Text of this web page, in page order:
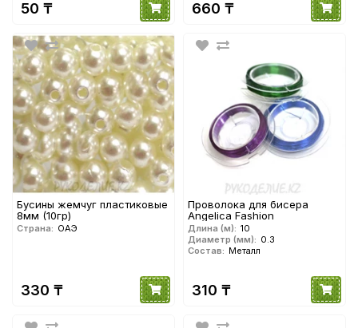
50 ₸ 660 ₸
Бусины жемчуг пластиковые
8мм (10гр)
Страна: ОАЭ
330 ₸
Проволока для бисера
Angelica Fashion
Длина (м): 10
Диаметр (мм): 0.3
Состав: Металл
310 ₸